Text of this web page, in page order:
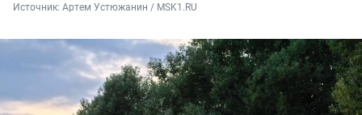
Источник: Артем Устюжанин / MSK1.RU